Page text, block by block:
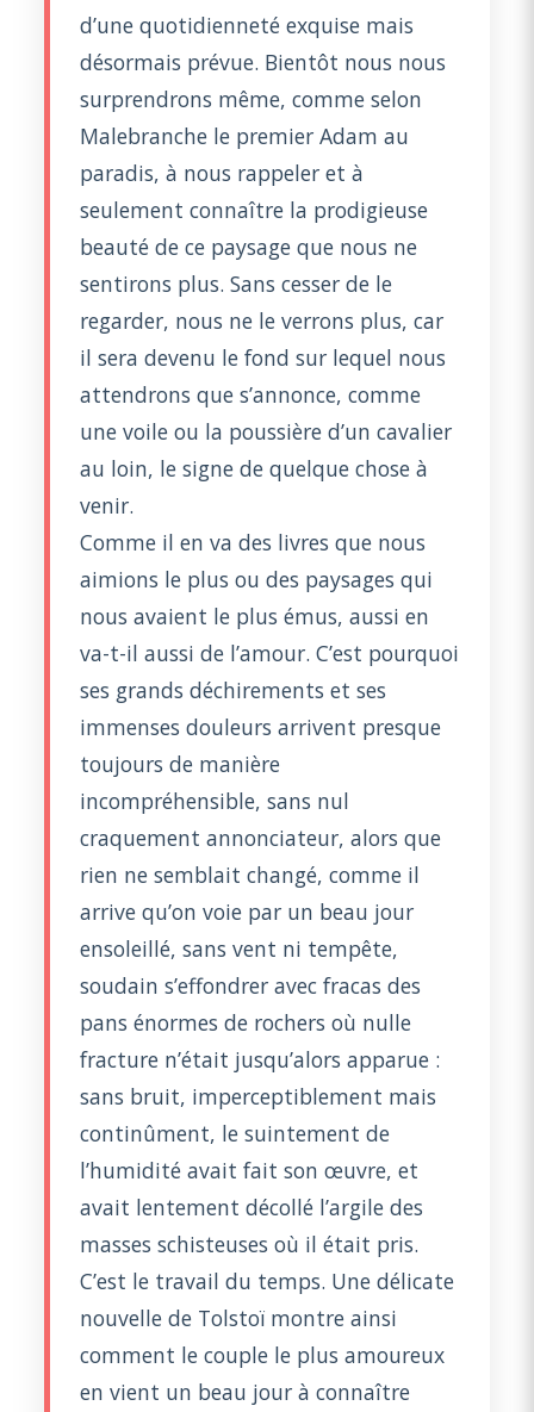
d’une quotidienneté exquise mais
désormais prévue. Bientôt nous nous
surprendrons même, comme selon
Malebranche le premier Adam au
paradis, à nous rappeler et à
seulement connaître la prodigieuse
beauté de ce paysage que nous ne
sentirons plus. Sans cesser de le
regarder, nous ne le verrons plus, car
il sera devenu le fond sur lequel nous
attendrons que s’annonce, comme
une voile ou la poussière d’un cavalier
au loin, le signe de quelque chose à
venir.
Comme il en va des livres que nous
aimions le plus ou des paysages qui
nous avaient le plus émus, aussi en
va-t-il aussi de l’amour. C’est pourquoi
ses grands déchirements et ses
immenses douleurs arrivent presque
toujours de manière
incompréhensible, sans nul
craquement annonciateur, alors que
rien ne semblait changé, comme il
arrive qu’on voie par un beau jour
ensoleillé, sans vent ni tempête,
soudain s’effondrer avec fracas des
pans énormes de rochers où nulle
fracture n’était jusqu’alors apparue :
sans bruit, imperceptiblement mais
continûment, le suintement de
l’humidité avait fait son œuvre, et
avait lentement décollé l’argile des
masses schisteuses où il était pris.
C’est le travail du temps. Une délicate
nouvelle de Tolstoï montre ainsi
comment le couple le plus amoureux
en vient un beau jour à connaître